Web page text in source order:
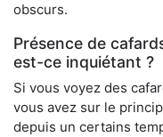
obscurs.
Présence de
est-ce inquiétant ?
Si vous voyez des
vous avez sur le
depuis un certains